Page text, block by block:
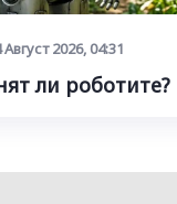
Август 2026, 04:31
ли роботите?